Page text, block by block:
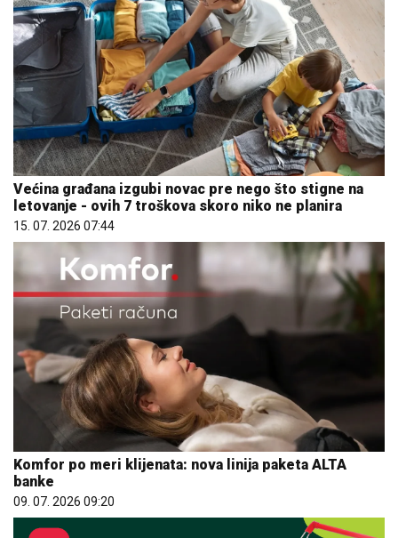
Većina građana izgubi novac pre nego što stigne na
letovanje - ovih 7 troškova skoro niko ne planira
15. 07. 2026 07:44
Komfor po meri klijenata: nova linija paketa ALTA
banke
09. 07. 2026 09:20